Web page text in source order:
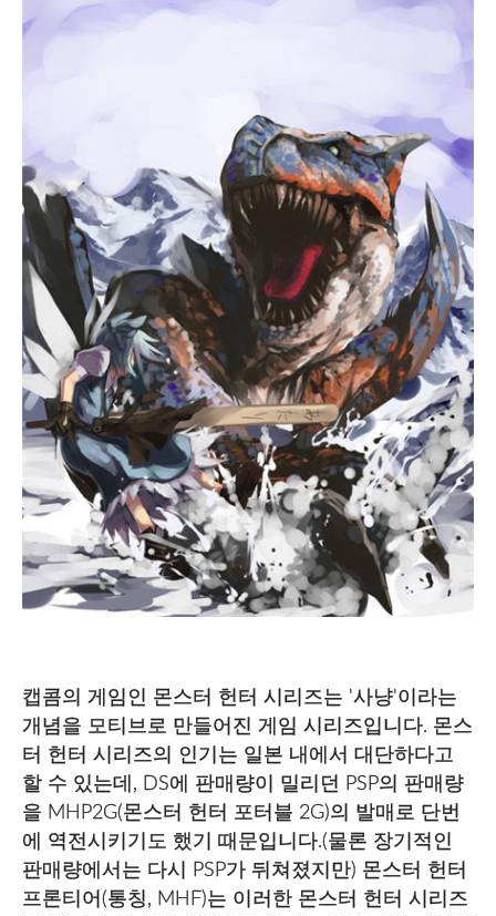
캡콤의 게임인 몬스터 헌터 시리즈는 '사냥'이라는
개념을 모티브로 만들어진 게임 시리즈입니다. 몬스
터 헌터 시리즈의 인기는 일본 내에서 대단하다고
할 수 있는데, DS에 판매량이 밀리던 PSP의 판매량
을 MHP2G(몬스터 헌터 포터블 2G)의 발매로 단번
에 역전시키기도 했기 때문입니다.(물론 장기적인
판매량에서는 다시 PSP가 뒤쳐졌지만) 몬스터 헌터
프론티어(통칭, MHF)는 이러한 몬스터 헌터 시리즈